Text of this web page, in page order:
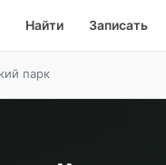
Найти Записать
парк